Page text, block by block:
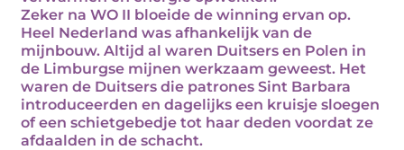
Zeker na WO II bloeide de winning ervan op.
Heel Nederland was afhankelijk van de
mijnbouw. Altijd al waren Duitsers en Polen in
de Limburgse mijnen werkzaam geweest. Het
waren de Duitsers die patrones Sint Barbara
introduceerden en dagelijks een kruisje sloegen
of een schietgebedje tot haar deden voordat ze
afdaalden in de schacht.